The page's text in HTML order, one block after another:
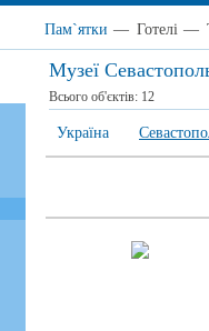
Пам`ятки — Готелі —
Музеї
Всього об'єктів: 12
Україна